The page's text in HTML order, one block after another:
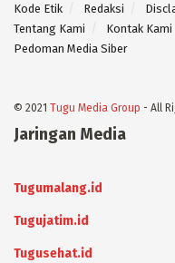
Kode Etik Redaksi
Tentang Kami
Kontak Kami
Pedoman Media Siber
© 2021 Tugu Media Group - All
Jaringan Media
Tugumalang.id
Tugujatim.id
Tugusehat.id